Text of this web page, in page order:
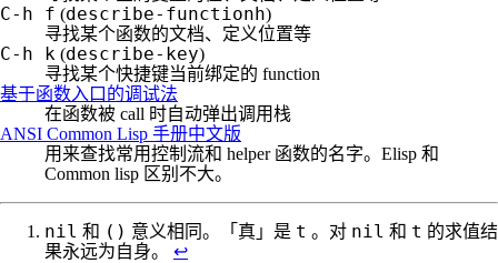
C-h f (describe-functionh)
寻找某个函数的文档、定义位置等
C-h k (describe-key)
寻找某个快捷键当前绑定的 function
基于函数入口的调试法
在函数被 call 时自动弹出调用栈
ANSI Common Lisp 手册中文版
用来查找常用控制流和 helper 函数的名字。Elisp 和
Common lisp 区别不大。
nil 和 () 意义相同。「真」是 t 。对 nil 和 t 的求值结
果永远为自身。 ↩︎